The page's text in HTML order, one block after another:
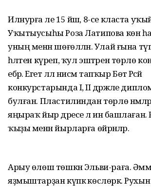
Илнурға әле 15 йәш, 8-се класта
Уҡытыусыһы Роза Латипова көн
уның менән шөғөлләнә. Улай ғына
һәләтен күреп, ҡул эштәрен төрлө
ебәрә. Егет әллә нисәмә тапҡыр Бөтә Рәсәй
конкурстарында I, II дәрәжәле
булған. Пластилиндан төрлө
яңыраҡ йыр дәресе лә инә башлаған.
ҡыҙы менән йырларға өйрәнәләр.
Арыу өлөш төшкән Эльви-раға.
яҙмыштарҙан күпкә көслөрәк.